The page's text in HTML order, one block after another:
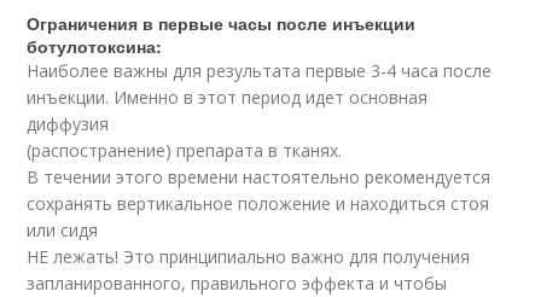
Ограничения в первые часы после инъекции
ботулотоксина:
Наиболее важны для результата первые 3-4 часа после
инъекции. Именно в этот период идет основная
диффузия
(распостранение) препарата в тканях.
В течении этого времени настоятельно рекомендуется
сохранять вертикальное положение и находиться стоя
или сидя
НЕ лежать! Это принципиально важно для получения
запланированного, правильного эффекта и чтобы